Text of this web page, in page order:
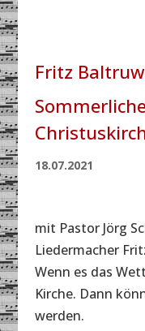
Fritz
18.07.2021
mit Pastor Jörg
Liedermacher
Wenn es das
Kirche. Dann
werden.